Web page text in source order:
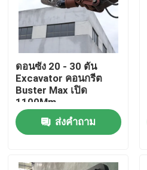
ดอนซัง 20 - 30 ตัน
Excavator คอนกรีต
Buster Max เปิด
1100Mm
ส่งคำถาม